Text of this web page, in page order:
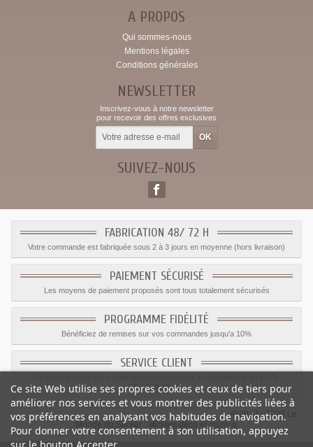
A PROPOS
Qui sommes-nous
Mentions légales
Conditions générales
NEWSLETTER
Inscrivez-vous à notre newsletter
pour recevoir des offres exclusives
SUIVEZ-NOUS
FABRICATION 48/ 72 H
Votre commande est fabriquée sous 2 à 3 jours en moyenne (hors livraison)
PAIEMENT SÉCURISÉ
Les moyens de paiement proposés sont tous totalement sécurisés
PROGRAMME FIDÉLITÉ
Bénéficiez de remises sur vos commandes jusqu'a 10%
SERVICE CLIENT
09.82.28.47.69.
© 2012 - 2026 Le
Monde du Sticker :
stickers déco et muraux
Ce site Web utilise ses propres cookies et ceux de tiers pour
améliorer nos services et vous montrer des publicités liées à
vos préférences en analysant vos habitudes de navigation.
Pour donner votre consentement à son utilisation, appuyez